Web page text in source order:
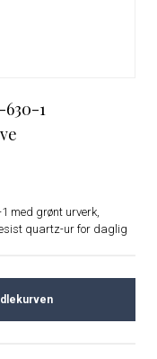
630-1
med grønt urverk,
quartz-ur for daglig